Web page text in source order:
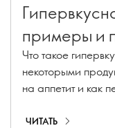
примеры и
перестать
Что такое
некоторыми
на аппетит и как
ЧИТАТЬ